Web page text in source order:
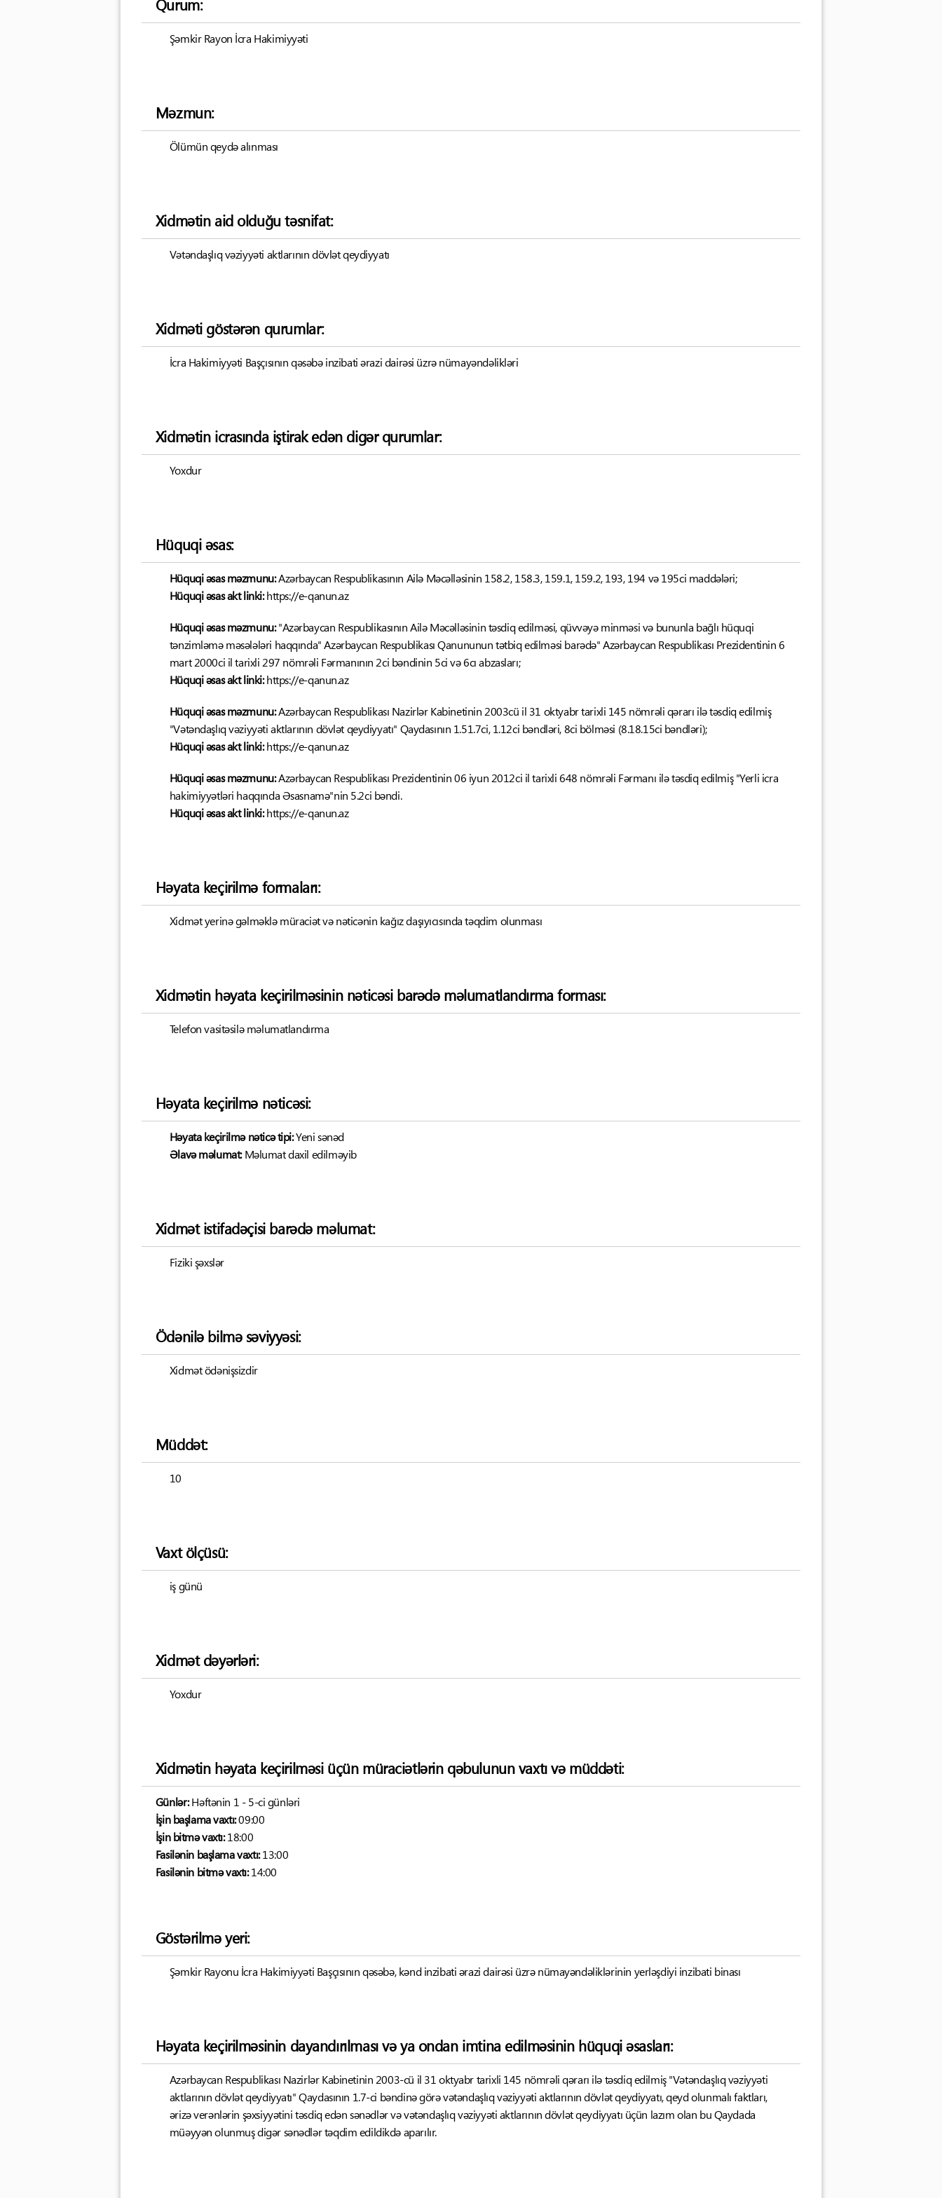
Qurum:
Şəmkir Rayon İcra Hakimiyyəti
Məzmun:
Ölümün qeydə alınması
Xidmətin aid olduğu təsnifat:
Vətəndaşlıq vəziyyəti aktlarının dövlət qeydiyyatı
Xidməti göstərən qurumlar:
İcra Hakimiyyəti Başçısının qəsəbə inzibati ərazi dairəsi üzrə nümayəndəlikləri
Xidmətin icrasında iştirak edən digər qurumlar:
Yoxdur
Hüquqi əsas:
Hüquqi əsas məzmunu:Azərbaycan Respublikasının Ailə Məcəlləsinin 158.2, 158.3, 159.1, 159.2, 193, 194 və 195ci maddələri;
Hüquqi əsas akt linki:https://e-qanun.az
Hüquqi əsas məzmunu:"Azərbaycan Respublikasının Ailə Məcəlləsinin təsdiq edilməsi, qüvvəyə minməsi və bununla bağlı hüquqi
tənzimləmə məsələləri haqqında" Azərbaycan Respublikası Qanununun tətbiq edilməsi barədə" Azərbaycan Respublikası Prezidentinin 6
mart 2000ci il tarixli 297 nömrəli Fərmanının 2ci bəndinin 5ci və 6cı abzasları;
Hüquqi əsas akt linki:https://e-qanun.az
Hüquqi əsas məzmunu:Azərbaycan Respublikası Nazirlər Kabinetinin 2003cü il 31 oktyabr tarixli 145 nömrəli qərarı ilə təsdiq edilmiş
"Vətəndaşlıq vəziyyəti aktlarının dövlət qeydiyyatı" Qaydasının 1.51.7ci, 1.12ci bəndləri, 8ci bölməsi (8.18.15ci bəndləri);
Hüquqi əsas akt linki:https://e-qanun.az
Hüquqi əsas məzmunu:Azərbaycan Respublikası Prezidentinin 06 iyun 2012ci il tarixli 648 nömrəli Fərmanı ilə təsdiq edilmiş "Yerli icra
hakimiyyətləri haqqında Əsasnamə"nin 5.2ci bəndi.
Hüquqi əsas akt linki:https://e-qanun.az
Həyata keçirilmə formaları:
Xidmət yerinə gəlməklə müraciət və nəticənin kağız daşıyıcısında təqdim olunması
Xidmətin həyata keçirilməsinin nəticəsi barədə məlumatlandırma forması:
Telefon vasitəsilə məlumatlandırma
Həyata keçirilmə nəticəsi:
Həyata keçirilmə nəticə tipi:Yeni sənəd
Əlavə məlumat:Məlumat daxil edilməyib
Xidmət istifadəçisi barədə məlumat:
Fiziki şəxslər
Ödənilə bilmə səviyyəsi:
Xidmət ödənişsizdir
Müddət:
10
Vaxt ölçüsü:
iş günü
Xidmət dəyərləri:
Yoxdur
Xidmətin həyata keçirilməsi üçün müraciətlərin qəbulunun vaxtı və müddəti:
Günlər:Həftənin 1 - 5-ci günləri
İşin başlama vaxtı:09:00
İşin bitmə vaxtı:18:00
Fasilənin başlama vaxtı:13:00
Fasilənin bitmə vaxtı:14:00
Göstərilmə yeri:
Şəmkir Rayonu İcra Hakimiyyəti Başçısının qəsəbə, kənd inzibati ərazi dairəsi üzrə nümayəndəliklərinin yerləşdiyi inzibati binası
Həyata keçirilməsinin dayandırılması və ya ondan imtina edilməsinin hüquqi əsasları:
Azərbaycan Respublikası Nazirlər Kabinetinin 2003-cü il 31 oktyabr tarixli 145 nömrəli qərarı ilə təsdiq edilmiş "Vətəndaşlıq vəziyyəti
aktlarının dövlət qeydiyyatı" Qaydasının 1.7-ci bəndinə görə vətəndaşlıq vəziyyəti aktlarının dövlət qeydiyyatı, qeyd olunmalı faktları,
ərizə verənlərin şəxsiyyətini təsdiq edən sənədlər və vətəndaşlıq vəziyyəti aktlarının dövlət qeydiyyatı üçün lazım olan bu Qaydada
müəyyən olunmuş digər sənədlər təqdim edildikdə aparılır.